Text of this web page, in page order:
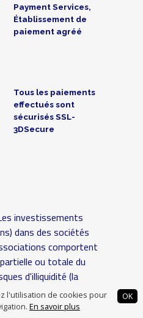
l'utilisation de cookies pour
En savoir plus
OK
Payment Services,
Établissement de
paiement agréé
Tous les paiements
effectués sont
sécurisés SSL-
3DSecure
investissements
dans des sociétés
comportent
ou totale du
d'illiquidité (la
pas garantie, elle
impossible et le